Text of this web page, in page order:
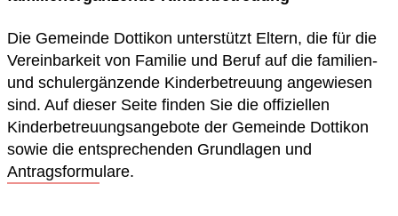
Die Gemeinde Dottikon unterstützt Eltern, die für die
Vereinbarkeit von Familie und Beruf auf die familien-
und schulergänzende Kinderbetreuung angewiesen
sind. Auf dieser Seite finden Sie die offiziellen
Kinderbetreuungsangebote der Gemeinde Dottikon
sowie die entsprechenden Grundlagen und
Antragsformulare.